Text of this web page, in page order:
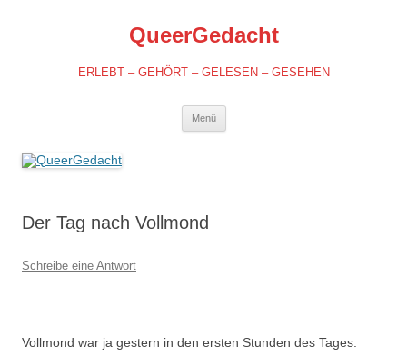
QueerGedacht
ERLEBT – GEHÖRT – GELESEN – GESEHEN
Menü
Der Tag nach Vollmond
Schreibe eine Antwort
Vollmond war ja gestern in den ersten Stunden des Tages.